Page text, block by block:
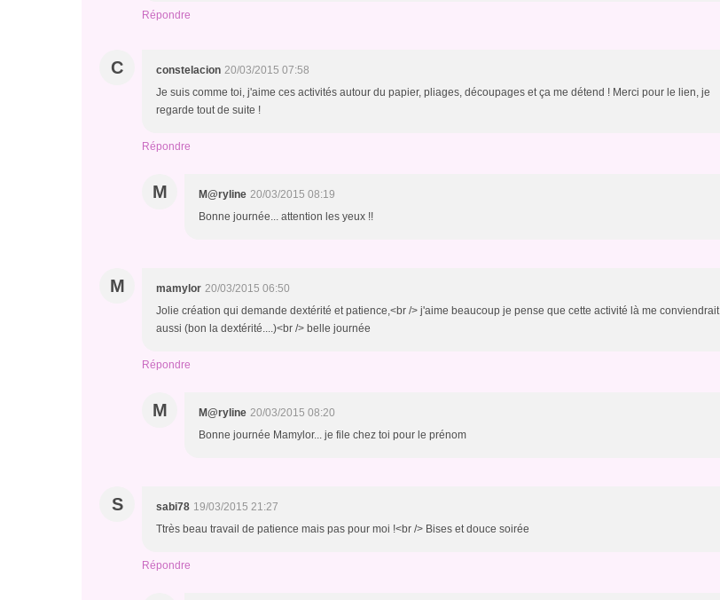
Répondre
C constelacion 20/03/2015 07:58
Je suis comme toi, j'aime ces activités autour du papier, pliages, découpages et ça me détend ! Merci pour le lien, je
regarde tout de suite !
Répondre
M M@ryline 20/03/2015 08:19
Bonne journée... attention les yeux !!
M mamylor 20/03/2015 06:50
Jolie création qui demande dextérité et patience,<br /> j'aime beaucoup je pense que cette activité là me conviendrait
aussi (bon la dextérité....)<br /> belle journée
Répondre
M M@ryline 20/03/2015 08:20
Bonne journée Mamylor... je file chez toi pour le prénom
S sabi78 19/03/2015 21:27
Ttrès beau travail de patience mais pas pour moi !<br /> Bises et douce soirée
Répondre